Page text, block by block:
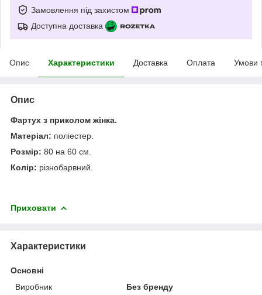
Замовлення під захистом
Доступна доставка
Опис Характеристики Доставка Оплата Умови
Опис
Фартух з приколом жінка.
Матеріал: поліестер.
Розмір: 80 на 60 см.
Колір: різнобарвний.
Приховати
Характеристики
Основні
Виробник
Без бренду